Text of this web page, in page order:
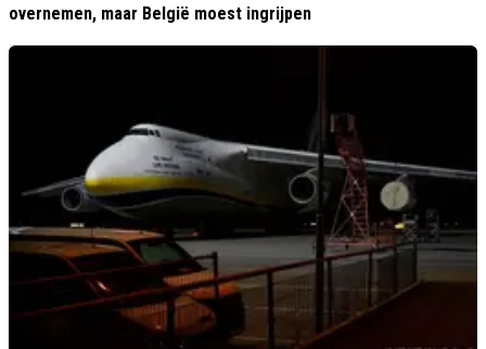
overnemen, maar België moest ingrijpen